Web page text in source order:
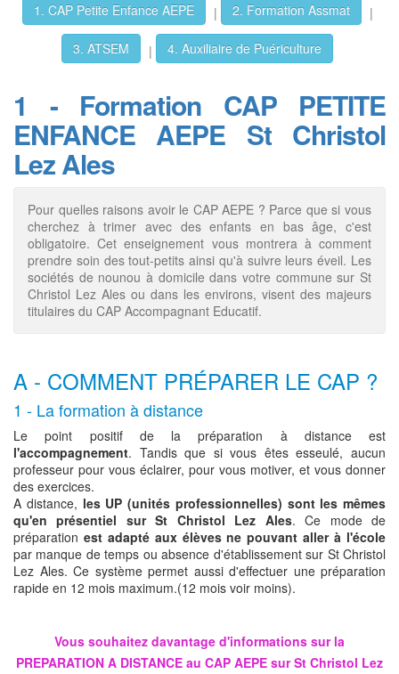
1. CAP Petite Enfance AEPE | 2. Formation Assmat
|
3. ATSEM
| 4. Auxiliaire de Puériculture
1 - Formation CAP PETITE
ENFANCE AEPE St Christol
Lez Ales
Pour quelles raisons avoir le CAP AEPE ? Parce que si vous
cherchez à trimer avec des enfants en bas âge, c'est
obligatoire. Cet enseignement vous montrera à comment
prendre soin des tout-petits ainsi qu'à suivre leurs éveil. Les
sociétés de nounou à domicile dans votre commune sur St
Christol Lez Ales ou dans les environs, visent des majeurs
titulaires du CAP Accompagnant Educatif.
A - COMMENT PRÉPARER LE CAP ?
1 - La formation à distance
Le point positif de la préparation à distance est
l'accompagnement. Tandis que si vous êtes esseulé, aucun
professeur pour vous éclairer, pour vous motiver, et vous donner
des exercices.
A distance, les UP (unités professionnelles) sont les mêmes
qu'en présentiel sur St Christol Lez Ales. Ce mode de
préparation est adapté aux élèves ne pouvant aller à l'école
par manque de temps ou absence d'établissement sur St Christol
Lez Ales. Ce système permet aussi d'effectuer une préparation
rapide en 12 mois maximum.(12 mois voir moins).
Vous souhaitez davantage d'informations sur la
PREPARATION A DISTANCE au CAP AEPE sur St Christol Lez